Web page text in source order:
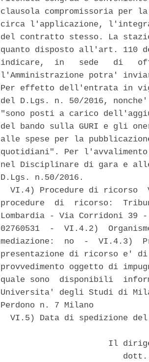
clausola compromissoria per
circa l'applicazione,
del contratto stesso. La
quanto disposto all'art. 110
indicare,  in   sede   di
l'Amministrazione potra'
Per effetto dell'entrata in
del D.Lgs. n. 50/2016,
"sono posti a carico
del bando sulla GURI e gli
alle spese per la
quotidiani". Per
nel Disciplinare di gara e
D.Lgs. n.50/2016.
VI.4) Procedure di ricorso
procedure  di  ricorso:
Lombardia - Via Corridoni
02760531  -  VI.4.2)
mediazione:  no  -  VI.4.3)
presentazione di ricorso e'
provvedimento oggetto di
quale sono  disponibili
Universita' degli Studi di
Perdono n. 7 Milano
VI.5) Data di spedizione
Il